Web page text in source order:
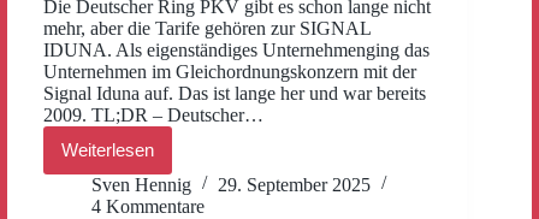
Die Deutscher Ring PKV gibt es schon lange nicht
mehr, aber die Tarife gehören zur SIGNAL
IDUNA. Als eigenständiges Unternehmenging das
Unternehmen im Gleichordnungskonzern mit der
Signal Iduna auf. Das ist lange her und war bereits
2009. TL;DR – Deutscher…
Weiterlesen
Deutscher
Ring
PKV-
Sven Hennig
29. September 2025
4 Kommentare